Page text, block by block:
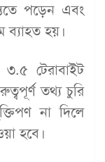
পড়েন এবং
ব্যাহত হয়।
৩.৫ টেরাবাইট
তথ্য চুরি
না দিলে
হবে।